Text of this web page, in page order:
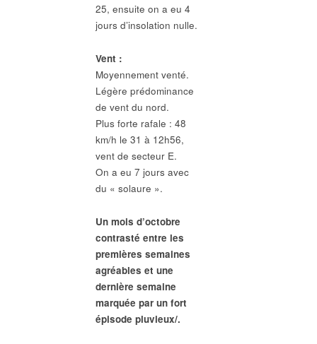
25, ensuite on a eu 4
jours d’insolation nulle.
Vent :
Moyennement venté.
Légère prédominance
de vent du nord.
Plus forte rafale : 48
km/h le 31 à 12h56,
vent de secteur E.
On a eu 7 jours avec
du « solaure ».
Un mois d’octobre
contrasté entre les
premières semaines
agréables et une
dernière semaine
marquée par un fort
épisode pluvieux/.